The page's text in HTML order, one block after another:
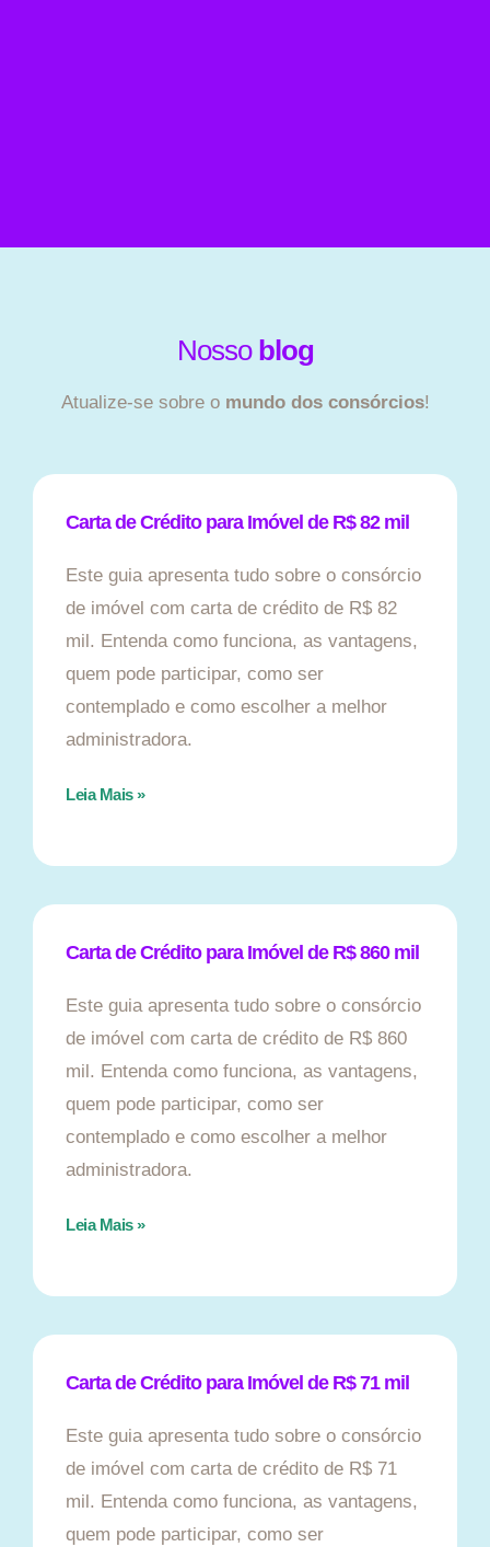
Nosso blog
Atualize-se sobre o mundo dos consórcios!
Carta de Crédito para Imóvel de R$ 82 mil
Este guia apresenta tudo sobre o consórcio
de imóvel com carta de crédito de R$ 82
mil. Entenda como funciona, as vantagens,
quem pode participar, como ser
contemplado e como escolher a melhor
administradora.
Leia Mais »
Carta de Crédito para Imóvel de R$ 860 mil
Este guia apresenta tudo sobre o consórcio
de imóvel com carta de crédito de R$ 860
mil. Entenda como funciona, as vantagens,
quem pode participar, como ser
contemplado e como escolher a melhor
administradora.
Leia Mais »
Carta de Crédito para Imóvel de R$ 71 mil
Este guia apresenta tudo sobre o consórcio
de imóvel com carta de crédito de R$ 71
mil. Entenda como funciona, as vantagens,
quem pode participar, como ser